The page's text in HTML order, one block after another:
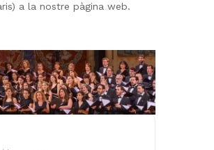
productes a la cistella.
Go to shop
a la nostre pàgina web.